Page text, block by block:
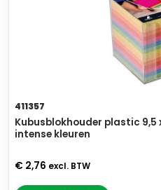
411357
Kubusblokhouder plastic 9,5
intense kleuren
€ 2,76 excl. BTW